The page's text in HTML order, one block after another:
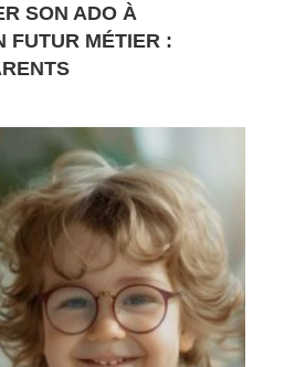
SON ADO À
FUTUR MÉTIER :